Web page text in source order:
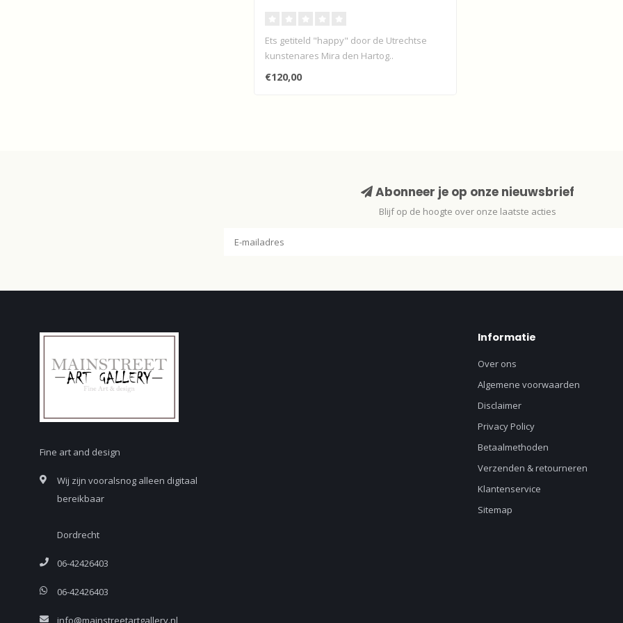
Ets getiteld "happy" door de Utrechtse
kunstenares Mira den Hartog..
€120,00
Abonneer je op onze nieuwsbrief
Blijf op de hoogte over onze laatste acties
Fine art and design
Wij zijn vooralsnog alleen digitaal
bereikbaar
Dordrecht
06-42426403
06-42426403
Informatie
Over ons
Algemene voorwaarden
Disclaimer
Privacy Policy
Betaalmethoden
Verzenden & retourneren
Klantenservice
Sitemap